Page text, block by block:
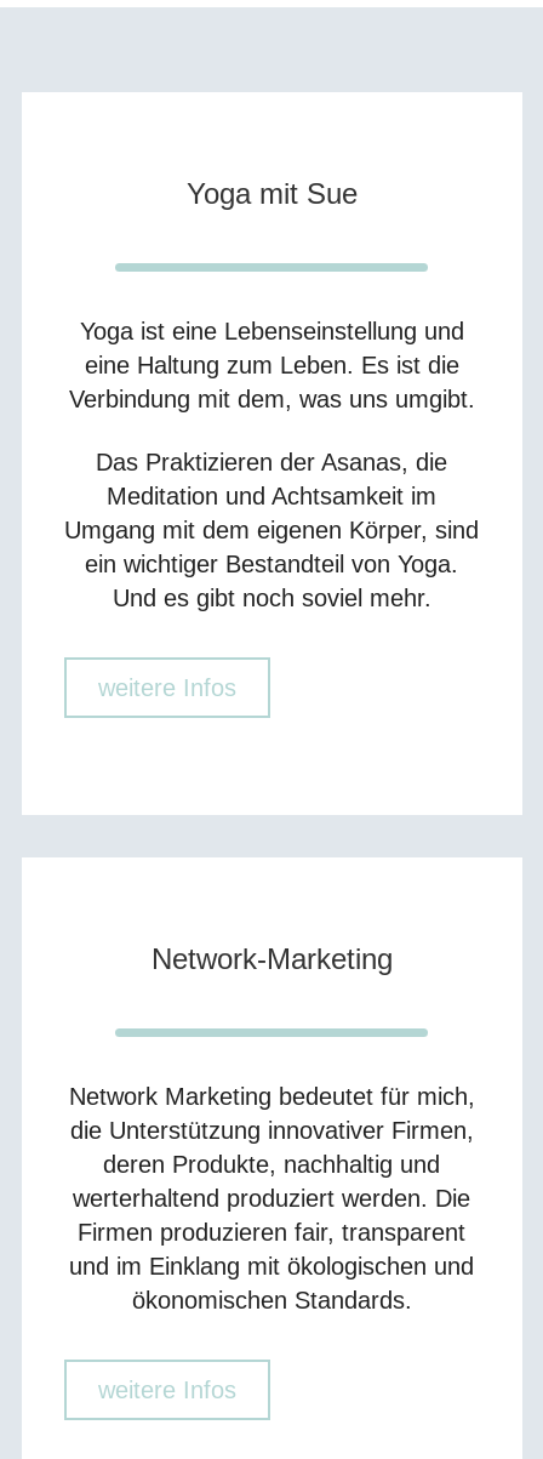
Yoga mit Sue
Yoga ist eine Lebenseinstellung und
eine Haltung zum Leben. Es ist die
Verbindung mit dem, was uns umgibt.
Das Praktizieren der Asanas, die
Meditation und Achtsamkeit im
Umgang mit dem eigenen Körper, sind
ein wichtiger Bestandteil von Yoga.
Und es gibt noch soviel mehr.
weitere Infos
Network-Marketing
Network Marketing bedeutet für mich,
die Unterstützung innovativer Firmen,
deren Produkte, nachhaltig und
werterhaltend produziert werden. Die
Firmen produzieren fair, transparent
und im Einklang mit ökologischen und
ökonomischen Standards.
weitere Infos